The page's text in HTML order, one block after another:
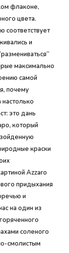
флаконе,
цвета.
соответствует
и
максимально
самой
почему
это дань
который
краски
Azzaro
придыхания
и
на один из
соленого
смолистым